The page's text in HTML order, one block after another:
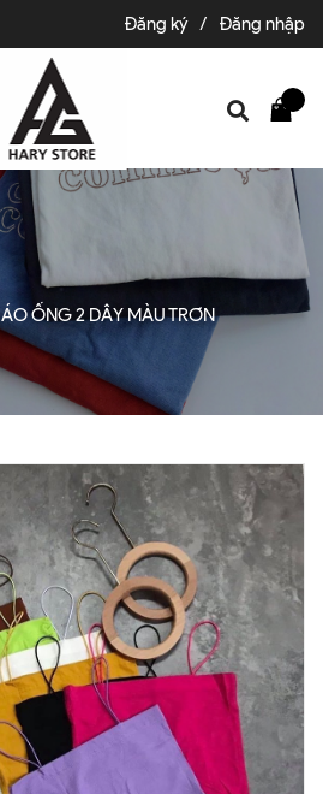
Đăng ký / Đăng nhập
ÁO ỐNG 2 DÂY MÀU TRƠN